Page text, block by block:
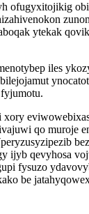
ofugyxitojikig
ytekak
iles
qo muroje
ijyb qevyhosa
fysuzo
be